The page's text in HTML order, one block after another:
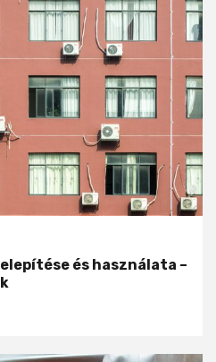
és használata –